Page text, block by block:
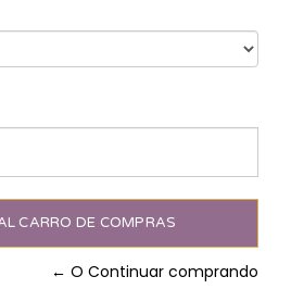
← O Continuar comprando